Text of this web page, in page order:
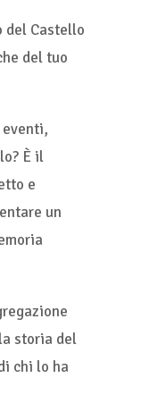
del Castello
del tuo
È il
e
un
storia del
chi lo ha